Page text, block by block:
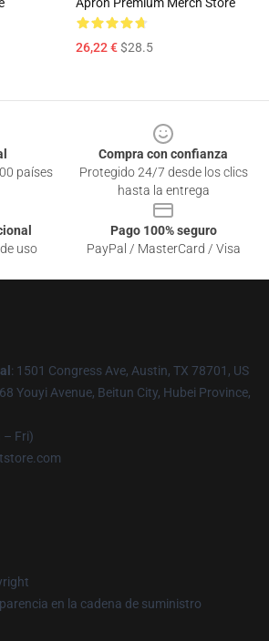
26,22 €$28.5
países
Compra con confianza
Protegido 24/7 desde los clics
hasta la entrega
uso
Pago 100% seguro
PayPal / MasterCard / Visa
: 1501 Congress Ave, Austin, TX 78701, US
Youyi Avenue, Beitun City, Hubei Province,
– Fri)
en la cadena de suministro